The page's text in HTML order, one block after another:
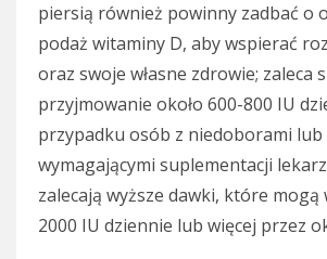
piersią również powinny zadbać o
podaż witaminy D, aby wspierać
oraz swoje własne zdrowie; zaleca
przyjmowanie około 600-800 IU
przypadku osób z niedoborami
wymagającymi suplementacji
zalecają wyższe dawki, które
2000 IU dziennie lub więcej przez